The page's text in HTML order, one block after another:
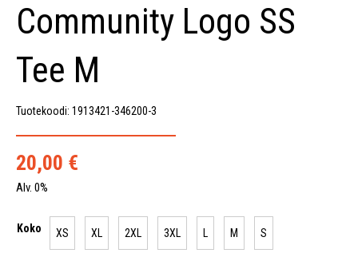
Community Logo SS
Tee M
Tuotekoodi: 1913421-346200-3
20,00 €
Alv. 0%
Koko XS XL 2XL 3XL L M S